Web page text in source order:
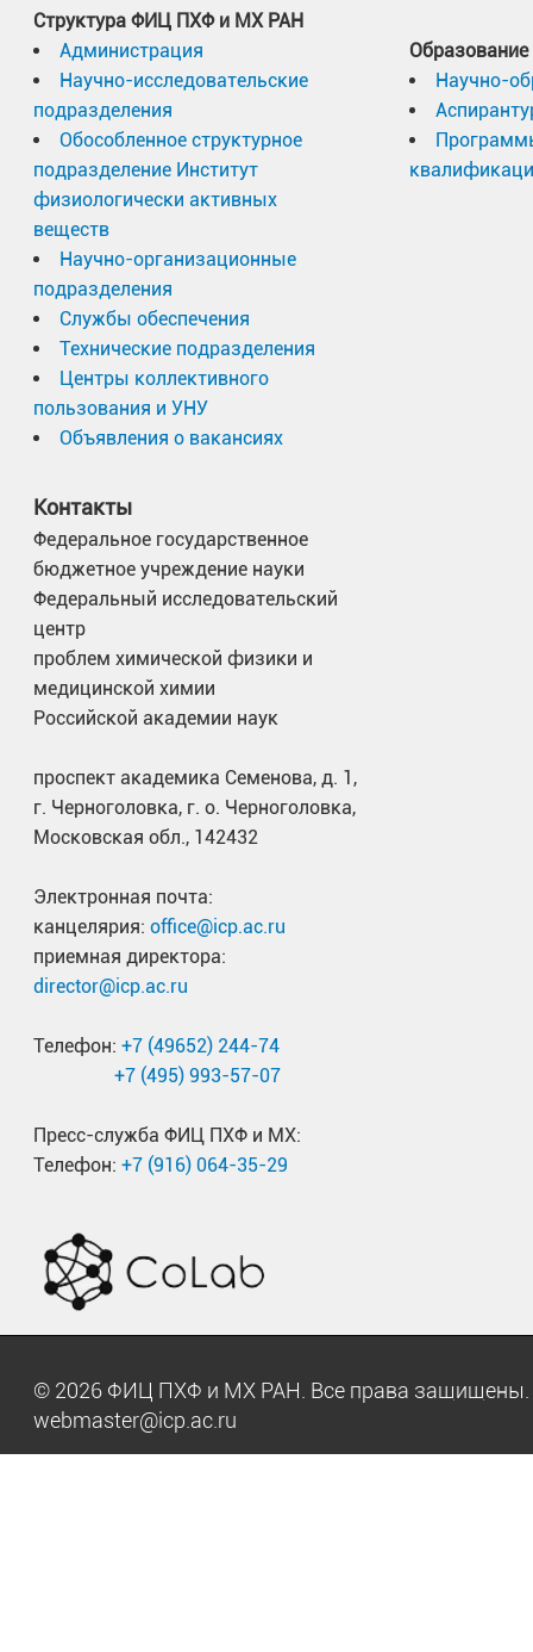
Структура ФИЦ ПХФ и МХ РАН
Администрация
Научно-исследовательские
подразделения
Обособленное структурное
подразделение Институт
физиологически активных
веществ
Научно-организационные
подразделения
Службы обеспечения
Технические подразделения
Центры коллективного
пользования и УНУ
Объявления о вакансиях
Образование
Научно-
Контакты
Федеральное государственное
бюджетное учреждение науки
Федеральный исследовательский
центр
проблем химической физики и
медицинской химии
Российской академии наук
проспект академика Семенова, д. 1,
г. Черноголовка, г. о. Черноголовка,
Московская обл., 142432
Электронная почта:
канцелярия: office@icp.ac.ru
приемная директора:
director@icp.ac.ru
Телефон: +7 (49652) 244-74
+7 (495) 993-57-07
Пресс-служба ФИЦ ПХФ и МХ:
Телефон: +7 (916) 064-35-29
© 2026 ФИЦ ПХФ и МХ РАН. Все права
webmaster@icp.ac.ru